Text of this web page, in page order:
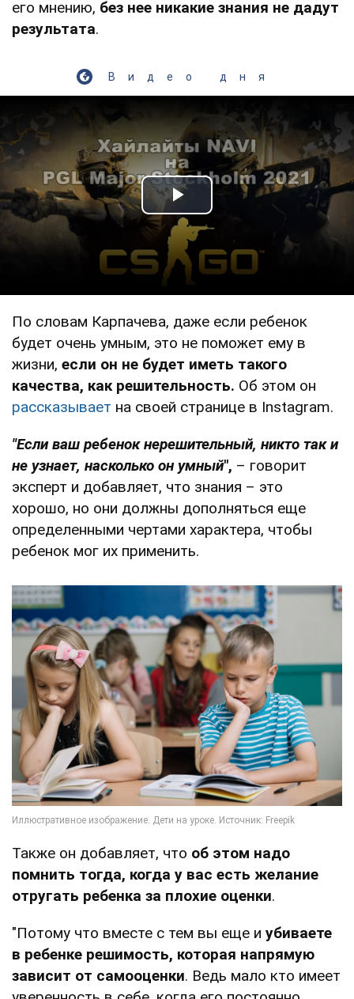
его мнению, без нее никакие знания не дадут
результата.
Видео дня
Play Video
По словам Карпачева, даже если ребенок
будет очень умным, это не поможет ему в
жизни, если он не будет иметь такого
качества, как решительность. Об этом он
рассказывает на своей странице в Instagram.
"Если ваш ребенок нерешительный, никто так и
не узнает, насколько он умный", – говорит
эксперт и добавляет, что знания – это
хорошо, но они должны дополняться еще
определенными чертами характера, чтобы
ребенок мог их применить.
Также он добавляет, что об этом надо
помнить тогда, когда у вас есть желание
отругать ребенка за плохие оценки.
"Потому что вместе с тем вы еще и убиваете
в ребенке решимость, которая напрямую
зависит от самооценки. Ведь мало кто имеет